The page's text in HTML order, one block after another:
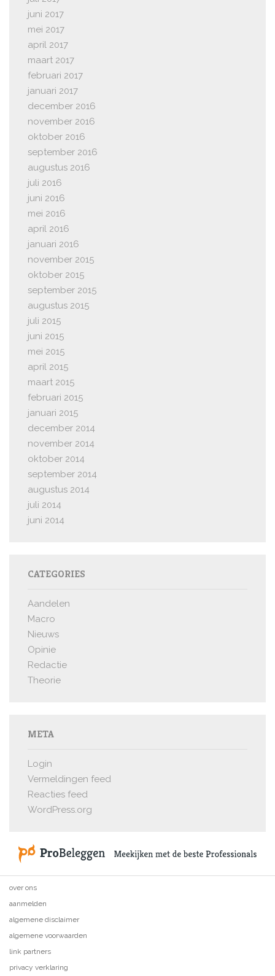
juni 2017
mei 2017
april 2017
maart 2017
februari 2017
januari 2017
december 2016
november 2016
oktober 2016
september 2016
augustus 2016
juli 2016
juni 2016
mei 2016
april 2016
januari 2016
november 2015
oktober 2015
september 2015
augustus 2015
juli 2015
juni 2015
mei 2015
april 2015
maart 2015
februari 2015
januari 2015
december 2014
november 2014
oktober 2014
september 2014
augustus 2014
juli 2014
juni 2014
CATEGORIES
Aandelen
Macro
Nieuws
Opinie
Redactie
Theorie
META
Login
Vermeldingen feed
Reacties feed
WordPress.org
over ons
aanmelden
algemene disclaimer
algemene voorwaarden
link partners
privacy verklaring